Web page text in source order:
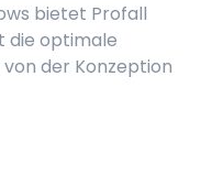
bietet Profall
die optimale
der Konzeption